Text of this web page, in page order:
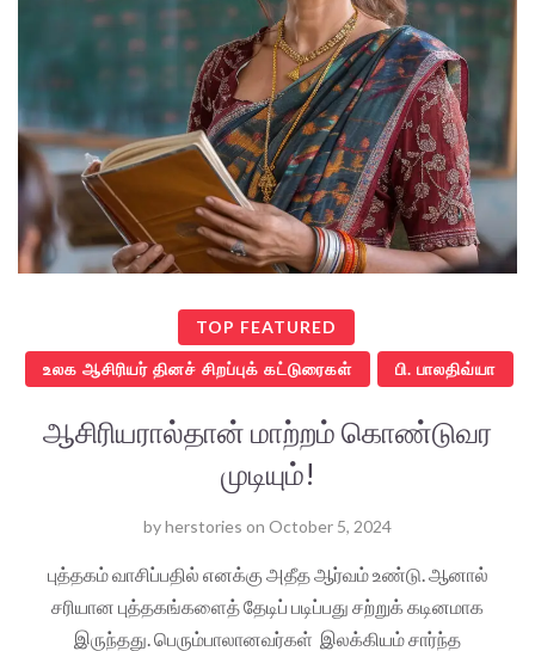
TOP FEATURED
உலக ஆசிரியர் தினச் சிறப்புக் கட்டுரைகள் பி. பாலதிவ்யா
ஆசிரியரால்தான் மாற்றம் கொண்டுவர
முடியும்!
byherstories on October 5, 2024
புத்தகம் வாசிப்பதில் எனக்கு அதீத ஆர்வம் உண்டு. ஆனால்
சரியான புத்தகங்களைத் தேடிப் படிப்பது சற்றுக் கடினமாக
இருந்தது. பெரும்பாலானவர்கள் இலக்கியம் சார்ந்த